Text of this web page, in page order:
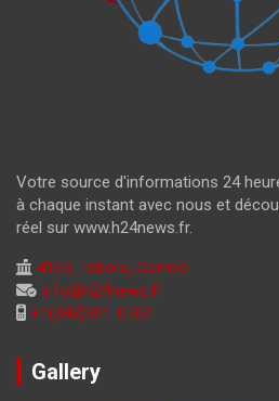
Votre source d'informations 24
à chaque instant avec nous et
réel sur www.h24news.fr.
4163, Tabora, Gombé
info@h24news.fr
+1(343)301-0762
Gallery